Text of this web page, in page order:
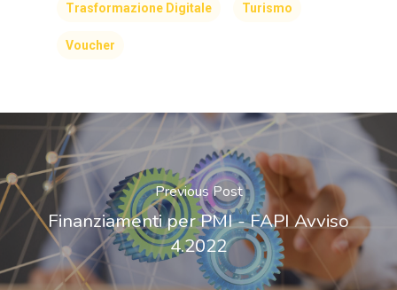
Trasformazione Digitale Turismo
Voucher
Previous Post
Finanziamenti per PMI - FAPI Avviso
4.2022